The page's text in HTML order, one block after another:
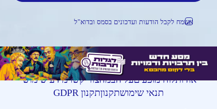
אשמח לקבל הודעות ועדכונים בסמס ובדוא"ל
אודותלוח מופעיםעל הבמהצור קשרמידע שימושי
תנאי שימושתקנוןתקנון GDPR